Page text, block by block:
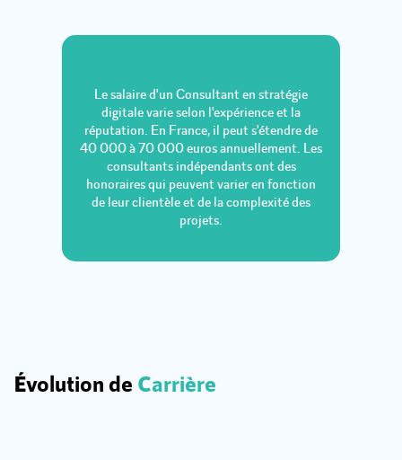
Le salaire d'un Consultant en stratégie
digitale varie selon l'expérience et la
réputation. En France, il peut s'étendre de
40 000 à 70 000 euros annuellement. Les
consultants indépendants ont des
honoraires qui peuvent varier en fonction
de leur clientèle et de la complexité des
projets.
Évolution de Carrière